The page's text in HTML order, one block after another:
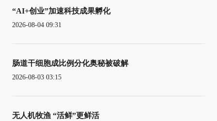
“AI+创业”加速科技成果孵化
2026-08-04 09:31
肠道干细胞成比例分化奥秘被破解
2026-08-03 03:15
无人机牧渔 “活鲜”更鲜活